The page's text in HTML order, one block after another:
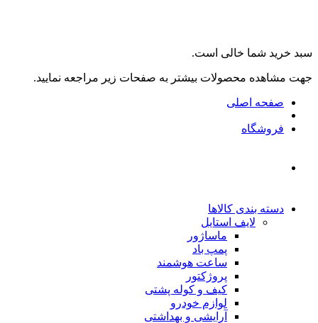
سبد خرید شما خالی است.
جهت مشاهده محصولات بیشتر به صفحات زیر مراجعه نمایید.
صفحه اصلی
فروشگاه
دسته بندی کالاها
لایف استایل
ماساژور
پمپ باد
ساعت هوشمند
پروژکتور
کیف و کوله پشتی
لوازم خودرو
آرایشی و بهداشتی